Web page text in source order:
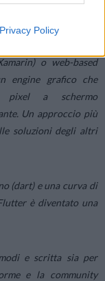
Privacy Policy
differente dalle altre
o web-based
engine grafico che
pixel a schermo
Un approccio più
soluzioni degli altri
(dart) e una curva di
è diventato una
e scritta sia per
e la community